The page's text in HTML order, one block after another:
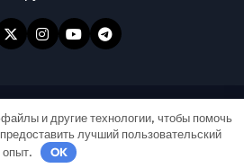
© Все права защищены|
отThemeansar.
и другие технологии, чтобы помочь
лучший пользовательский
опыт.
OK